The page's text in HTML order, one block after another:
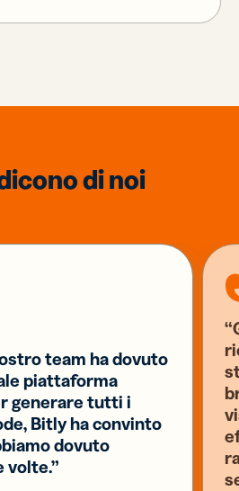
di noi
team ha dovuto
piattaforma
generare tutti i
Bitly ha convinto
dovuto
volte.”